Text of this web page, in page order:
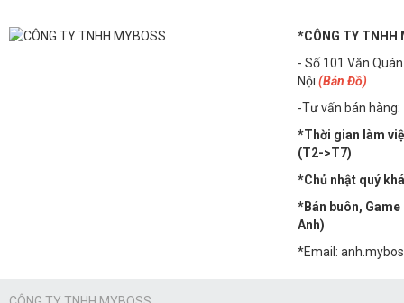
*CÔNG TY TNHH
- Số 101 Văn
Nội (Bản Đồ)
-Tư vấn bán hàng:
*Thời gian làm
(T2->T7)
*Chủ nhật quý
*Bán buôn, Game
Anh)
*Email: